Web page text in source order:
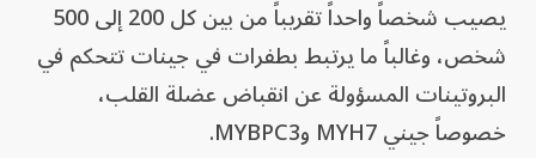
يصيب شخصاً واحداً تقريباً من بين كل 200 إلى 500
شخص، وغالباً ما يرتبط بطفرات في جينات تتحكم في
البروتينات المسؤولة عن انقباض عضلة القلب،
خصوصاً جيني MYH7 وMYBPC3.